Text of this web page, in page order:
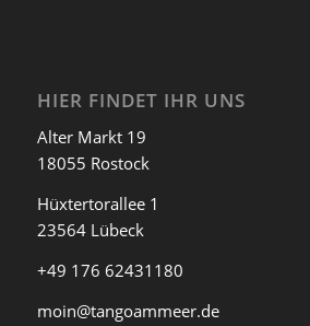
HIER FINDET IHR UNS
Alter Markt 19
18055 Rostock
Hüxtertorallee 1
23564 Lübeck
+49 176 62431180
moin@tangoammeer.de